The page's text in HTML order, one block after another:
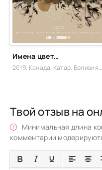
Имена цветов
2019, Канада, Катар, Боливия,
Твой отзыв на
Минимальная длина
комментарии